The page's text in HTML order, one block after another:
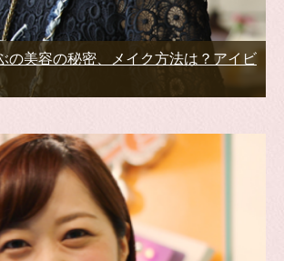
の美容の秘密、メイク方法は？アイビ